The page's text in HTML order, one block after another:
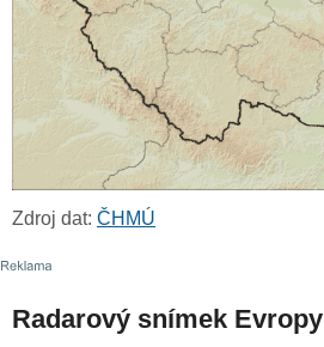
Zdroj dat: ČHMÚ
Radarový snímek Evropy